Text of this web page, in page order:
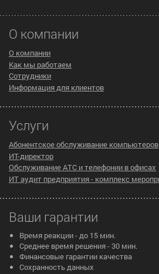
О компании
О компании
Как мы работаем
Сотрудники
Информация для клиентов
Услуги
Абонентское обслуживание компьютеров
ИТ-директор
Обслуживание АТС и телефонии в офисах
Ваши гарантии
Время реакции - до 15 мин.
Среднее время решения - 30 мин.
Финансовые гарантии качества
Сохранность данных